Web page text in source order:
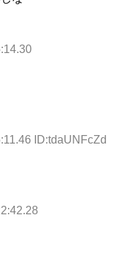
ID:tdaUNFcZd